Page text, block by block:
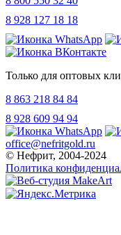
8 928 127 18 18
Только для оптовых
8 863 218 84 84
8 928 609 94 94
office@nefritgold.ru
© Нефрит, 2004-2024
Политика